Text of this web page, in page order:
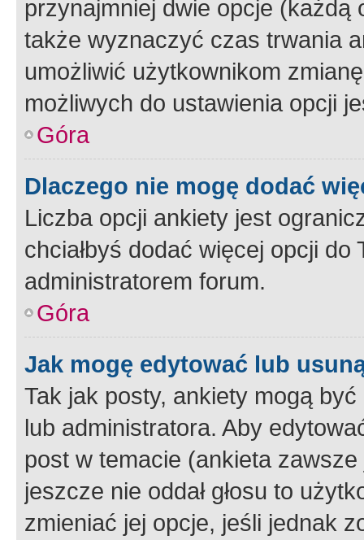
przynajmniej dwie opcje
także wyznaczyć czas trwania
umożliwić użytkownikom
możliwych do ustawienia opcji
Góra
Dlaczego nie mogę dodać
Liczba opcji ankiety jest
chciałbyś dodać więcej opcji
administratorem forum.
Góra
Jak mogę edytować lub
Tak jak posty, ankiety mogą
lub administratora. Aby
post w temacie (ankieta
jeszcze nie oddał głosu to
zmieniać jej opcje, jeśli jednak